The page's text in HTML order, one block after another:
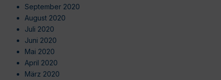
September 2020
August 2020
Juli 2020
Juni 2020
Mai 2020
April 2020
März 2020